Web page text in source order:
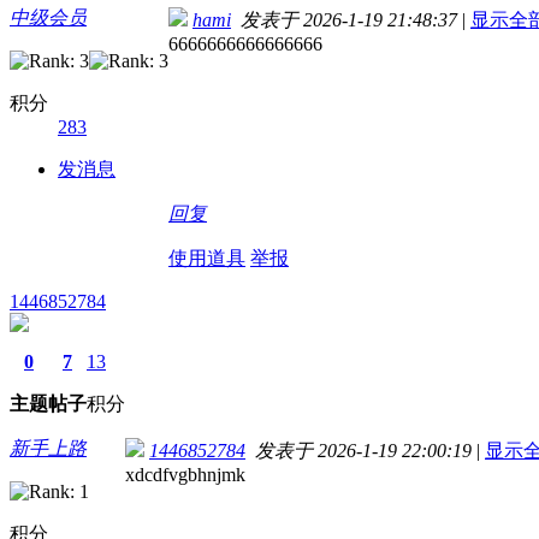
中级会员
积分
283
发消息
hami 发表于 2026-1-19 21:48:37 | 显示全
6666666666666666
回复
使用道具 举报
1446852784
0
主题
7
帖子
13
积分
新手上路
积分
1446852784 发表于 2026-1-19 22:00:19 | 显示
xdcdfvgbhnjmk